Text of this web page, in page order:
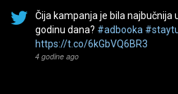
Čija kampanja je bila najbučnija
godinu dana? #adbooka
https://t.co/6kGbVQ6BR3
4 godine ago